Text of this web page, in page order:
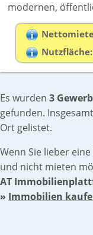
modernen,
Nutzfläche:
Es wurden 3
gefunden.
Ort gelistet.
Wenn Sie lieber
und nicht mieten
AT
» Immobilien